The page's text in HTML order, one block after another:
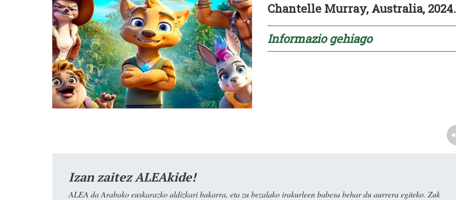
Chantelle Murray, Australia, 2024.
Informazio gehiago
Izan zaitez ALEAkide!
ALEA da Arabako euskarazko aldizkari bakarra, eta zu bezalako irakurleen babesa behar du aurrera egiteko. Zuk